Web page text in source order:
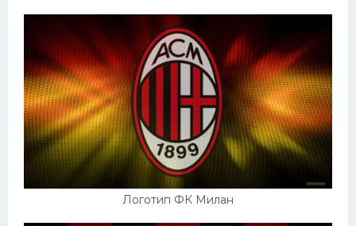
Логотип ФК Милан